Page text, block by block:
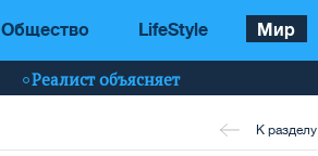
Общество LifeStyle Мир
Реалист объясняет
К разделу